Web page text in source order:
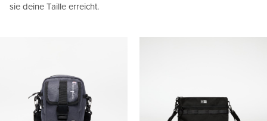
sie deine Taille erreicht.